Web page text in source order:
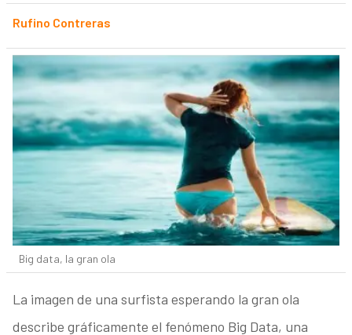
Rufino Contreras
Big data, la gran ola
La imagen de una surfista esperando la gran ola
describe gráficamente el fenómeno Big Data, una